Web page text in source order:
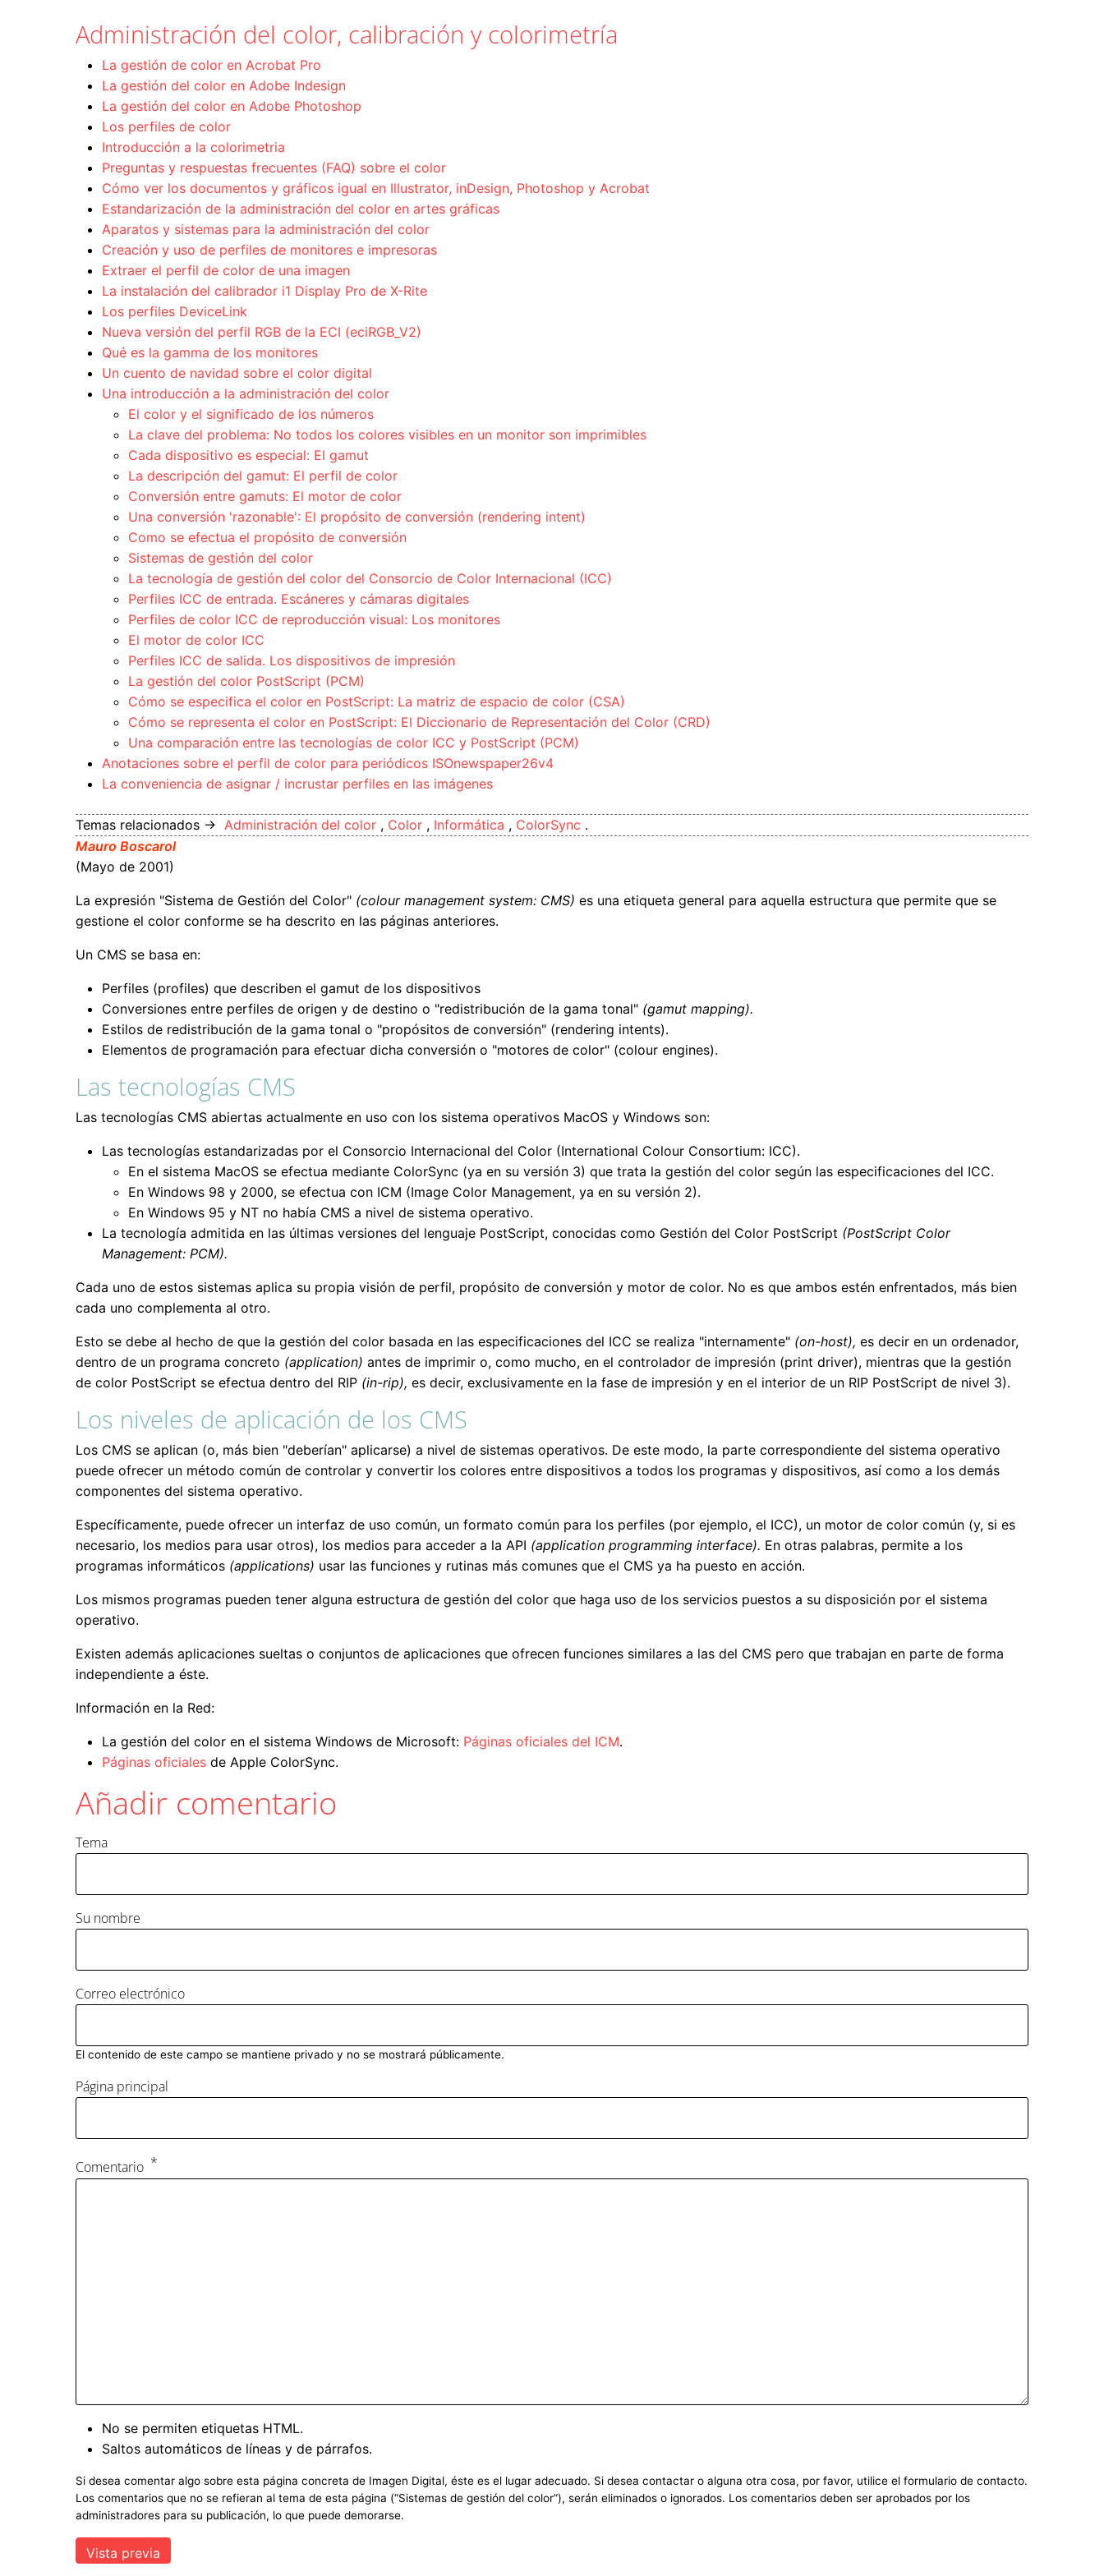
Administración del color, calibración y colorimetría
La gestión de color en Acrobat Pro
La gestión del color en Adobe Indesign
La gestión del color en Adobe Photoshop
Los perfiles de color
Introducción a la colorimetria
Preguntas y respuestas frecuentes (FAQ) sobre el color
Cómo ver los documentos y gráficos igual en Illustrator, inDesign, Photoshop y Acrobat
Estandarización de la administración del color en artes gráficas
Aparatos y sistemas para la administración del color
Creación y uso de perfiles de monitores e impresoras
Extraer el perfil de color de una imagen
La instalación del calibrador i1 Display Pro de X-Rite
Los perfiles DeviceLink
Nueva versión del perfil RGB de la ECI (eciRGB_V2)
Qué es la gamma de los monitores
Un cuento de navidad sobre el color digital
Una introducción a la administración del color
El color y el significado de los números
La clave del problema: No todos los colores visibles en un monitor son imprimibles
Cada dispositivo es especial: El gamut
La descripción del gamut: El perfil de color
Conversión entre gamuts: El motor de color
Una conversión 'razonable': El propósito de conversión (rendering intent)
Como se efectua el propósito de conversión
Sistemas de gestión del color
La tecnología de gestión del color del Consorcio de Color Internacional (ICC)
Perfiles ICC de entrada. Escáneres y cámaras digitales
Perfiles de color ICC de reproducción visual: Los monitores
El motor de color ICC
Perfiles ICC de salida. Los dispositivos de impresión
La gestión del color PostScript (PCM)
Cómo se especifica el color en PostScript: La matriz de espacio de color (CSA)
Cómo se representa el color en PostScript: El Diccionario de Representación del Color (CRD)
Una comparación entre las tecnologías de color ICC y PostScript (PCM)
Anotaciones sobre el perfil de color para periódicos ISOnewspaper26v4
La conveniencia de asignar / incrustar perfiles en las imágenes
Temas relacionados → Administración del color , Color , Informática , ColorSync .
Mauro Boscarol
(Mayo de 2001)
La expresión "Sistema de Gestión del Color" (colour management system: CMS) es una etiqueta general para aquella estructura que permite que se
gestione el color conforme se ha descrito en las páginas anteriores.
Un CMS se basa en:
Perfiles (profiles) que describen el gamut de los dispositivos
Conversiones entre perfiles de origen y de destino o "redistribución de la gama tonal" (gamut mapping).
Estilos de redistribución de la gama tonal o "propósitos de conversión" (rendering intents).
Elementos de programación para efectuar dicha conversión o "motores de color" (colour engines).
Las tecnologías CMS
Las tecnologías CMS abiertas actualmente en uso con los sistema operativos MacOS y Windows son:
Las tecnologías estandarizadas por el Consorcio Internacional del Color (International Colour Consortium: ICC).
En el sistema MacOS se efectua mediante ColorSync (ya en su versión 3) que trata la gestión del color según las especificaciones del ICC.
En Windows 98 y 2000, se efectua con ICM (Image Color Management, ya en su versión 2).
En Windows 95 y NT no había CMS a nivel de sistema operativo.
La tecnología admitida en las últimas versiones del lenguaje PostScript, conocidas como Gestión del Color PostScript (PostScript Color
Management: PCM).
Cada uno de estos sistemas aplica su propia visión de perfil, propósito de conversión y motor de color. No es que ambos estén enfrentados, más bien
cada uno complementa al otro.
Esto se debe al hecho de que la gestión del color basada en las especificaciones del ICC se realiza "internamente" (on-host), es decir en un ordenador,
dentro de un programa concreto (application) antes de imprimir o, como mucho, en el controlador de impresión (print driver), mientras que la gestión
de color PostScript se efectua dentro del RIP (in-rip), es decir, exclusivamente en la fase de impresión y en el interior de un RIP PostScript de nivel 3).
Los niveles de aplicación de los CMS
Los CMS se aplican (o, más bien "deberían" aplicarse) a nivel de sistemas operativos. De este modo, la parte correspondiente del sistema operativo
puede ofrecer un método común de controlar y convertir los colores entre dispositivos a todos los programas y dispositivos, así como a los demás
componentes del sistema operativo.
Específicamente, puede ofrecer un interfaz de uso común, un formato común para los perfiles (por ejemplo, el ICC), un motor de color común (y, si es
necesario, los medios para usar otros), los medios para acceder a la API (application programming interface). En otras palabras, permite a los
programas informáticos (applications) usar las funciones y rutinas más comunes que el CMS ya ha puesto en acción.
Los mismos programas pueden tener alguna estructura de gestión del color que haga uso de los servicios puestos a su disposición por el sistema
operativo.
Existen además aplicaciones sueltas o conjuntos de aplicaciones que ofrecen funciones similares a las del CMS pero que trabajan en parte de forma
independiente a éste.
Información en la Red:
La gestión del color en el sistema Windows de Microsoft: Páginas oficiales del ICM.
Páginas oficiales de Apple ColorSync.
Añadir comentario
Tema
Su nombre
Correo electrónico
El contenido de este campo se mantiene privado y no se mostrará públicamente.
Página principal
Comentario
No se permiten etiquetas HTML.
Saltos automáticos de líneas y de párrafos.
Si desea comentar algo sobre esta página concreta de Imagen Digital, éste es el lugar adecuado. Si desea contactar o alguna otra cosa, por favor, utilice el formulario de contacto.
Los comentarios que no se refieran al tema de esta página (“Sistemas de gestión del color”), serán eliminados o ignorados. Los comentarios deben ser aprobados por los
administradores para su publicación, lo que puede demorarse.